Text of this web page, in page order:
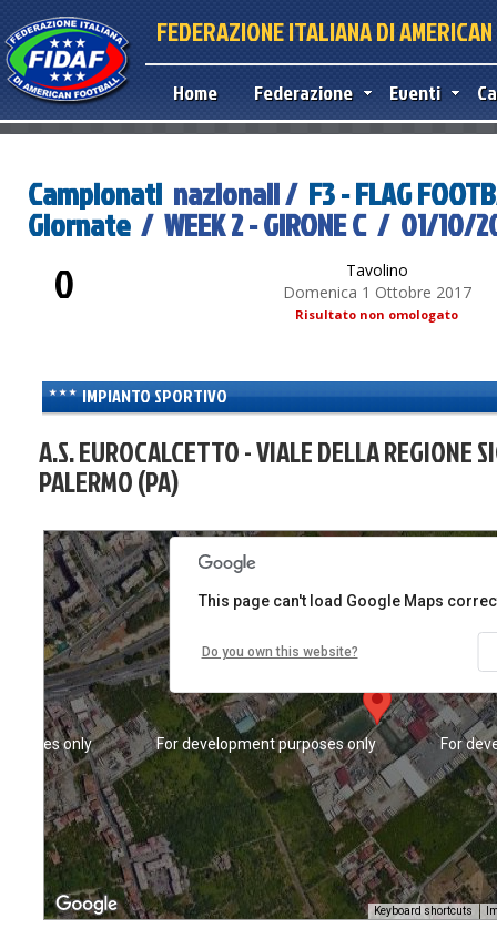
FEDERAZIONE ITALIANA DI
Home Federazione Eventi
Campionati nazionali / F3 - FLAG
Giornate/ WEEK 2 - GIRONE C / 01/10/
Tavolino
Domenica 1 Ottobre 2017
Risultato non omologato
0
IMPIANTO SPORTIVO
A.S. EUROCALCETTO - VIALE DELLA REGIONE
PALERMO (PA)
For
For development purposes only
For development purposes only For
only
only
Keyboard shortcuts
This page can't load Google Maps
Do you own this website?